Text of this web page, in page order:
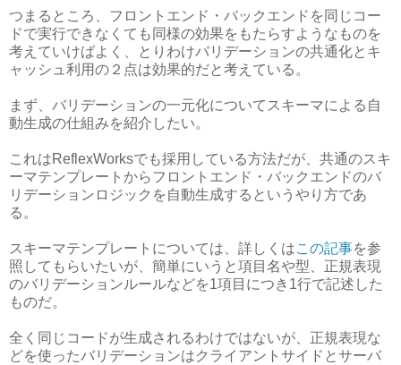
つまるところ、フロントエンド・バックエンドを同じコー
ドで実行できなくても同様の効果をもたらすようなものを
考えていけばよく、とりわけバリデーションの共通化とキ
ャッシュ利用の２点は効果的だと考えている。
まず、バリデーションの一元化についてスキーマによる自
動生成の仕組みを紹介したい。
これはReflexWorksでも採用している方法だが、共通のスキ
ーマテンプレートからフロントエンド・バックエンドのバ
リデーションロジックを自動生成するというやり方であ
る。
スキーマテンプレートについては、詳しくはこの記事を参
照してもらいたいが、簡単にいうと項目名や型、正規表現
のバリデーションルールなどを1項目につき1行で記述した
ものだ。
全く同じコードが生成されるわけではないが、正規表現な
どを使ったバリデーションはクライアントサイドとサーバ